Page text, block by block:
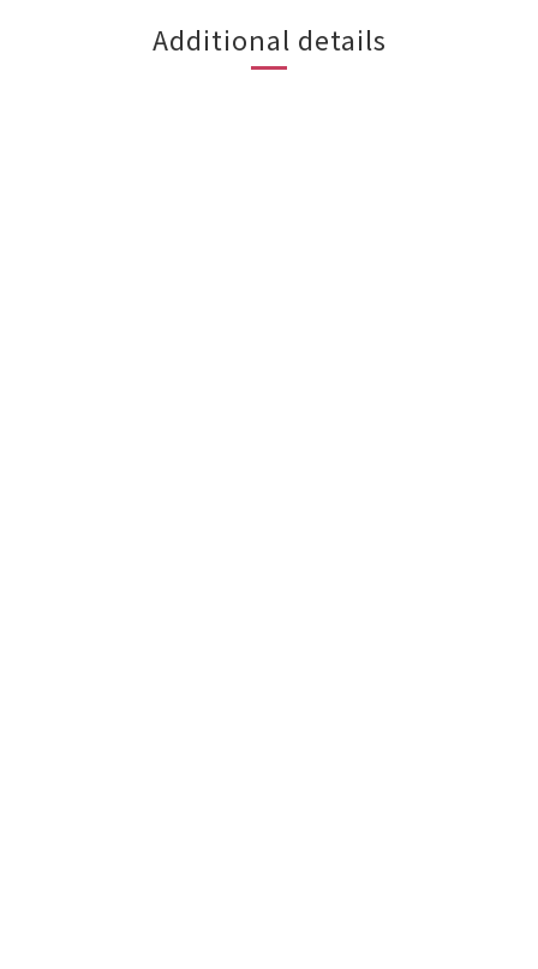
Additional details